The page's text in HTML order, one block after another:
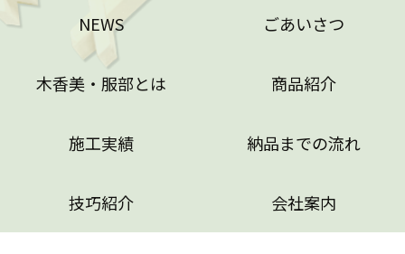
特定商取引法に基づく表記
NEWS ごあいさつ
木香美・服部とは 商品紹介
施工実績 納品までの流れ
技巧紹介 会社案内